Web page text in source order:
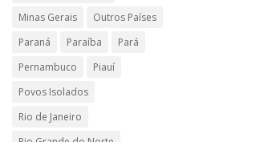
Minas Gerais
Outros Países
Paraná
Paraíba
Pará
Pernambuco
Piauí
Povos Isolados
Rio de Janeiro